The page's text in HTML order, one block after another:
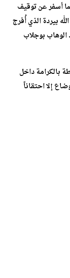
أسفر عن توقيف
بيردة الذي أُفرج
الوهاب بوجلاب
بالكرامة داخل
إلا احتقاناً